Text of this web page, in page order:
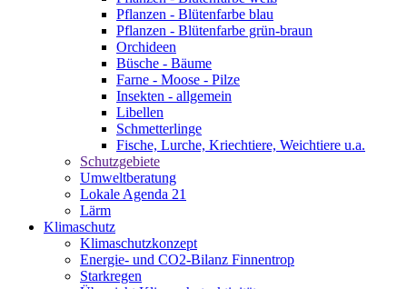
Pflanzen - Blütenfarbe blau
Pflanzen - Blütenfarbe grün-braun
Orchideen
Büsche - Bäume
Farne - Moose - Pilze
Insekten - allgemein
Libellen
Schmetterlinge
Fische, Lurche, Kriechtiere, Weichtiere u.a.
Schutzgebiete
Umweltberatung
Lokale Agenda 21
Lärm
Klimaschutz
Klimaschutzkonzept
Energie- und CO2-Bilanz Finnentrop
Starkregen